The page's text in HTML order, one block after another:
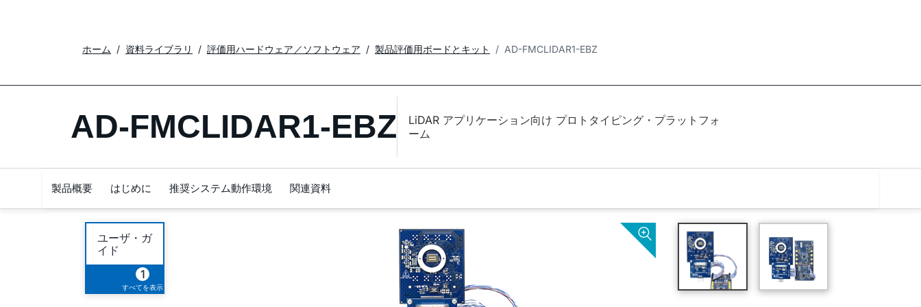
ホーム 資料ライブラリ 評価用ハードウェア／ソフトウェア 製品評価用ボードとキット AD-FMCLIDAR1-EBZ
AD-FMCLIDAR1-EBZ
LiDAR アプリケーション向け プロトタイピング・プラットフォ
ーム
製品概要 はじめに 推奨システム動作環境 関連資料
ユーザ・ガ
イド
1
すべてを表示